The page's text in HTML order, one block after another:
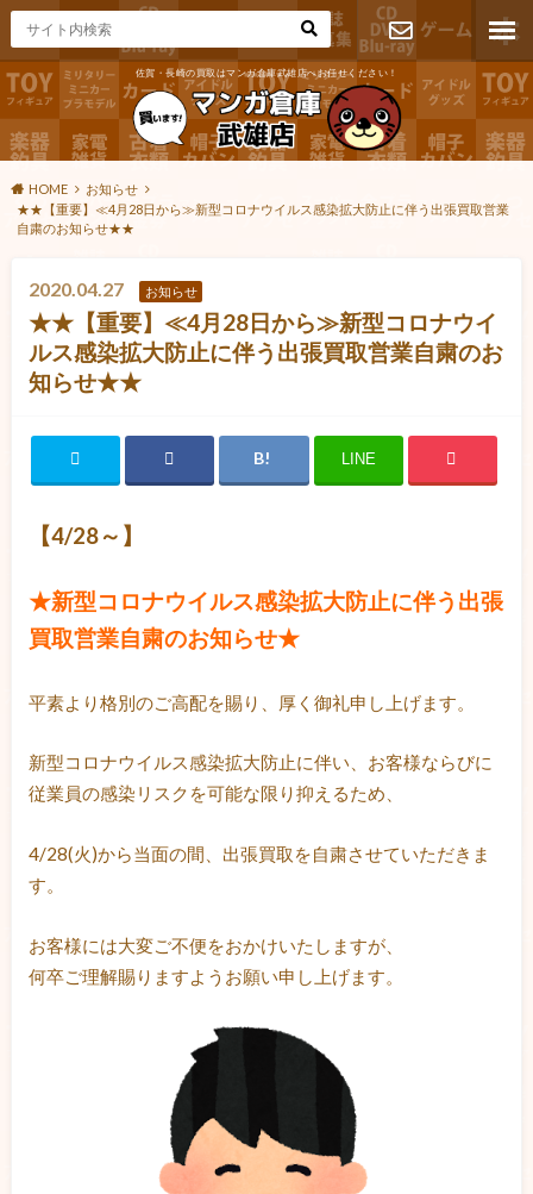
佐賀・長崎の買取はマンガ倉庫武雄店へお任せください！
お問い合わ
せ
HOME
お知らせ
★★【重要】≪4月28日から≫新型コロナウイルス感染拡大防止に伴う出張買取営業
自粛のお知らせ★★
2020.04.27 お知らせ
★★【重要】≪4月28日から≫新型コロナウイ
ルス感染拡大防止に伴う出張買取営業自粛のお
知らせ★★
LINE
【4/28～】
★新型コロナウイルス感染拡大防止に伴う出張
買取営業自粛のお知らせ★
平素より格別のご高配を賜り、厚く御礼申し上げます。
新型コロナウイルス感染拡大防止に伴い、お客様ならびに
従業員の感染リスクを可能な限り抑えるため、
4/28(火)から当面の間、出張買取を自粛させていただきま
す。
お客様には大変ご不便をおかけいたしますが、
何卒ご理解賜りますようお願い申し上げます。